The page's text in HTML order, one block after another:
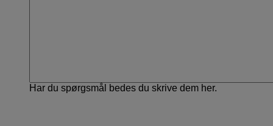
Har du spørgsmål bedes du skrive dem her.